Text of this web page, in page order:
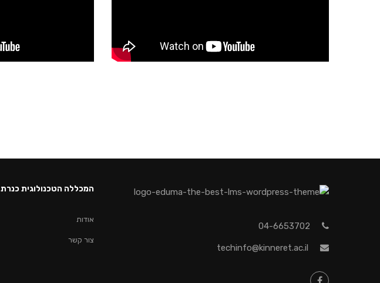
04-6653702
techinfo@kinneret.ac.il
המכללה הטכנולוגית כנרת
אודות
צור קשר